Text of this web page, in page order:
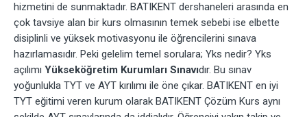
hizmetini de sunmaktadır. BATIKENT dershaneleri arasında en
çok tavsiye alan bir kurs olmasının temek sebebi ise elbette
disiplinli ve yüksek motivasyonu ile öğrencilerini sınava
hazırlamasıdır. Peki gelelim temel sorulara; Yks nedir? Yks
açılımı Yükseköğretim Kurumları Sınavıdır. Bu sınav
yoğunlukla TYT ve AYT kırılımı ile öne çıkar. BATIKENT en iyi
TYT eğitimi veren kurum olarak BATIKENT Çözüm Kurs aynı